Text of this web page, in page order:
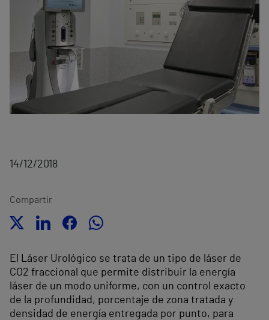
14/12/2018
Compartir
El Láser Urológico se trata de un tipo de láser de
CO2 fraccional que permite distribuir la energía
láser de un modo uniforme, con un control exacto
de la profundidad, porcentaje de zona tratada y
densidad de energía entregada por punto, para